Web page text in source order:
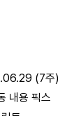
(7주)
내용 픽스